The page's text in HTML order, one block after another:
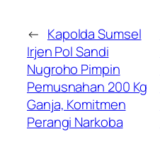
← Kapolda Sumsel
Irjen Pol Sandi
Nugroho Pimpin
Pemusnahan 200 Kg
Ganja, Komitmen
Perangi Narkoba